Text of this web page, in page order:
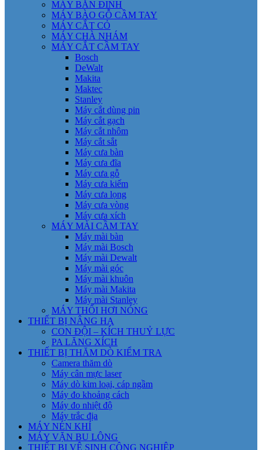
MÁY BẮN ĐINH
MÁY BÀO GỖ CẦM TAY
MÁY CẮT CỎ
MÁY CHÀ NHÁM
MÁY CẮT CẦM TAY
Bosch
DeWalt
Makita
Maktec
Stanley
Máy cắt dùng pin
Máy cắt gạch
Máy cắt nhôm
Máy cắt sắt
Máy cưa bàn
Máy cưa đĩa
Máy cưa gỗ
Máy cưa kiếm
Máy cưa lọng
Máy cưa vòng
Máy cưa xích
MÁY MÀI CẦM TAY
Máy mài bàn
Máy mài Bosch
Máy mài Dewalt
Máy mài góc
Máy mài khuôn
Máy mài Makita
Máy mài Stanley
MÁY THỔI HƠI NÓNG
THIẾT BỊ NÂNG HẠ
CON ĐỘI – KÍCH THUỶ LỰC
PA LĂNG XÍCH
THIẾT BỊ THĂM DÒ KIỂM TRA
Camera thăm dò
Máy cân mực laser
Máy dò kim loại, cáp ngầm
Máy đo khoảng cách
Máy đo nhiệt độ
Máy trắc địa
MÁY NÉN KHÍ
MÁY VẶN BU LÔNG
THIẾT BỊ VỆ SINH CÔNG NGHIỆP